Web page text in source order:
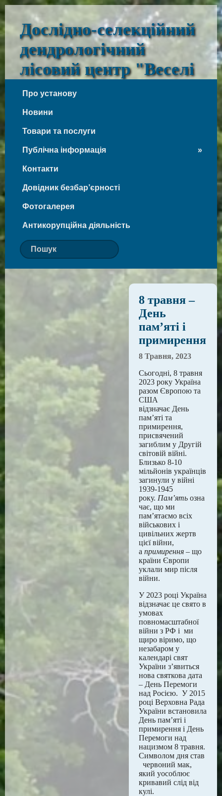
Дослідно-селекційний
дендрологічний
лісовий центр "Веселі
Боковеньки"
Веселі Боковеньки
Про установу
Новини
Товари та послуги
Публічна інформація
Контакти
Довідник безбар’єрності
Фотогалерея
Антикорупційна діяльність
8 травня –
День
пам’яті і
примирення
8 Травня, 2023
Сьогодні, 8 травня
2023 року Україна
разом Європою та
США
відзначає День
пам’яті та
примирення,
присвячений
загиблим у Другій
світовій війні.
Близько 8-10
мільйонів українців
загинули у війні
1939-1945
року. Пам’ять озна
чає, що ми
пам’ятаємо всіх
військових і
цивільних жертв
цієї війни,
а примирення – що
країни Європи
уклали мир після
війни.
У 2023 році Україна
відзначає це свято в
умовах
повномасштабної
війни з РФ і ми
щиро віримо, що
незабаром у
календарі свят
України з’явиться
нова святкова дата
– День Перемоги
над Росією. У 2015
році Верховна Рада
України встановила
День пам’яті і
примирення і День
Перемоги над
нацизмом 8 травня.
Символом дня став
червоний мак,
який уособлює
кривавий слід від
кулі.